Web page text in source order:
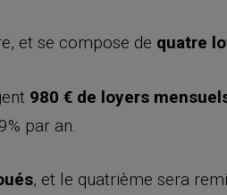
et se compose de quatre
980 € de loyers
par an.
, et le quatrième sera